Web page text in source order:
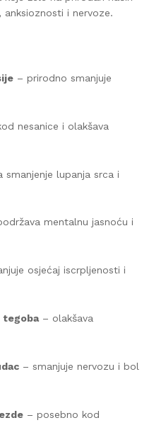
i nervoze.
– prirodno smanjuje
nesanice i olakšava
lupanja srca i
mentalnu jasnoću i
osjećaj iscrpljenosti i
tegoba– olakšava
– smanjuje nervozu i bol
– posebno kod